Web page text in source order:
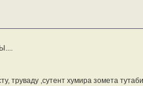
труваду ,сутент хумира зомета